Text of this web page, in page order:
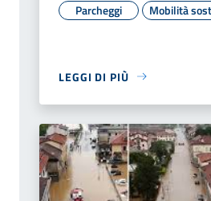
Parcheggi Mobilità
LEGGI DI PIÙ